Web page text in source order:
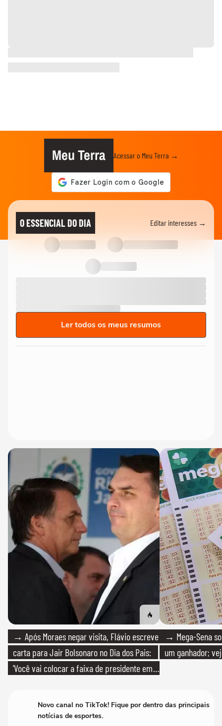
Meu Terra Acessar o Meu Terra →
O ESSENCIAL DO DIA Editar interesses →
Ler todos os meus resumos
→ Após Moraes negar visita, Flávio escreve
carta para Jair Bolsonaro no Dia dos Pais:
'Você vai colocar a faixa de presidente em
→ Mega-Sena
um ganhador;
Novo canal no TikTok! Fique por dentro das principais
notícias de esportes.